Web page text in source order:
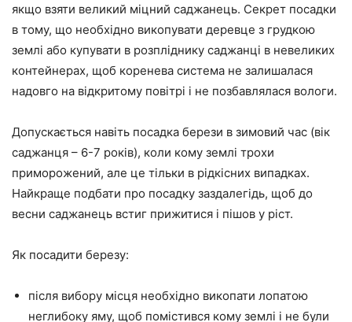
якщо взяти великий міцний саджанець. Секрет посадки
в тому, що необхідно викопувати деревце з грудкою
землі або купувати в розпліднику саджанці в невеликих
контейнерах, щоб коренева система не залишалася
надовго на відкритому повітрі і не позбавлялася вологи.
Допускається навіть посадка берези в зимовий час (вік
саджанця – 6-7 років), коли кому землі трохи
приморожений, але це тільки в рідкісних випадках.
Найкраще подбати про посадку заздалегідь, щоб до
весни саджанець встиг прижитися і пішов у ріст.
Як посадити березу:
після вибору місця необхідно викопати лопатою
неглибоку яму, щоб помістився кому землі і не були